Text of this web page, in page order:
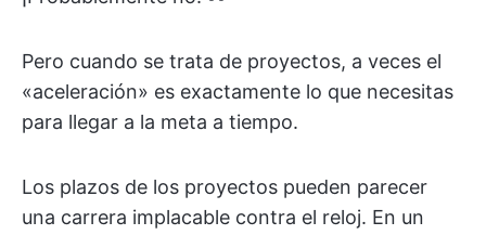
Pero cuando se trata de proyectos, a veces el
«aceleración» es exactamente lo que necesitas
para llegar a la meta a tiempo.
Los plazos de los proyectos pueden parecer
una carrera implacable contra el reloj. En un